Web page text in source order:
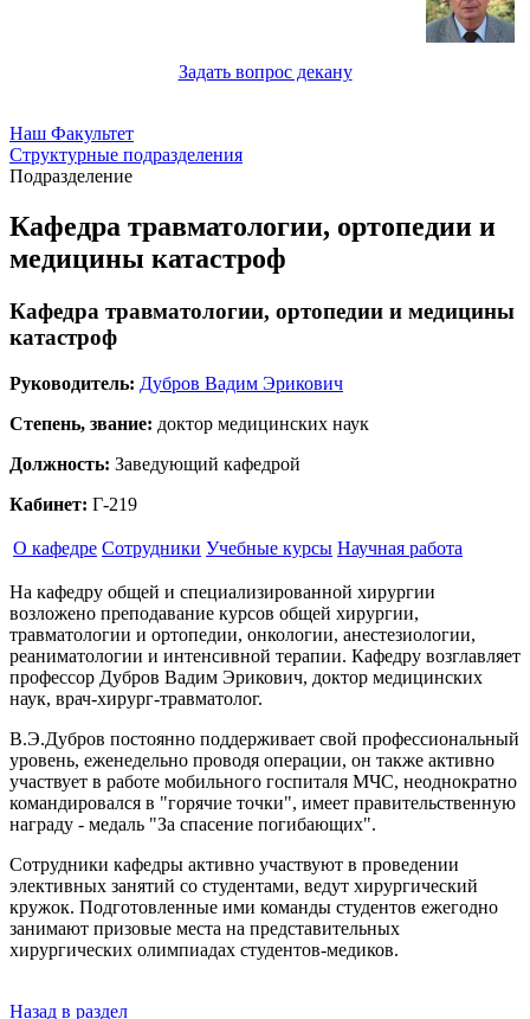
Задать вопрос декану
Наш Факультет
Структурные подразделения
Подразделение
Кафедра травматологии, ортопедии и
медицины катастроф
Кафедра травматологии, ортопедии и медицины
катастроф
Руководитель: Дубров Вадим Эрикович
Степень, звание: доктор медицинских наук
Должность: Заведующий кафедрой
Кабинет: Г-219
О кафедре Сотрудники Учебные курсы Научная работа
На кафедру общей и специализированной хирургии
возложено преподавание курсов общей хирургии,
травматологии и ортопедии, онкологии, анестезиологии,
реаниматологии и интенсивной терапии. Кафедру возглавляет
профессор Дубров Вадим Эрикович, доктор медицинских
наук, врач-хирург-травматолог.
В.Э.Дубров постоянно поддерживает свой профессиональный
уровень, еженедельно проводя операции, он также активно
участвует в работе мобильного госпиталя МЧС, неоднократно
командировался в "горячие точки", имеет правительственную
награду - медаль "За спасение погибающих".
Сотрудники кафедры активно участвуют в проведении
элективных занятий со студентами, ведут хирургический
кружок. Подготовленные ими команды студентов ежегодно
занимают призовые места на представительных
хирургических олимпиадах студентов-медиков.
Назад в раздел